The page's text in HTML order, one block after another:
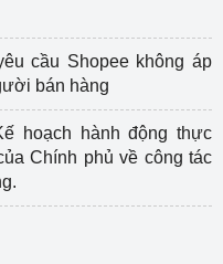
cầu Shopee không áp
bán hàng
hoạch hành động thực
Chính phủ về công tác